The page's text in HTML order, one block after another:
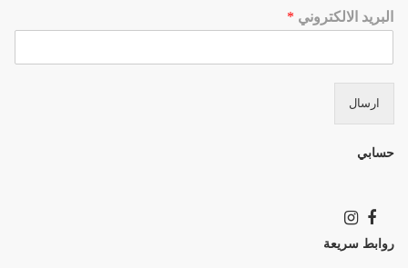
البريد الالكتروني *
ارسال
حسابي
روابط سريعة